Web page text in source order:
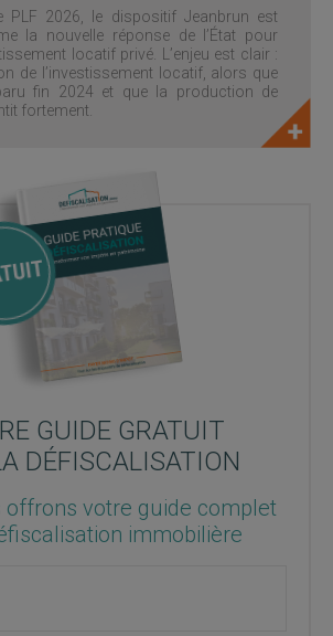
PLF 2026, le dispositif Jeanbrun est
la nouvelle réponse de l’État pour
locatif privé. L’enjeu est clair :
de l’investissement locatif, alors que
fin 2024 et que la production de
fortement.
GUIDE GRATUIT
DÉFISCALISATION
offrons votre guide complet
immobilière